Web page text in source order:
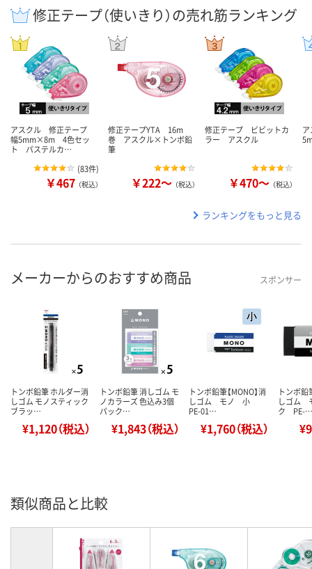
修正テープ（使いきり）の売れ筋ランキング
アスクル 修正テープ
幅5mm×8m 4色セッ
ト パステルカ…
(83件)
￥467 （税込）
修正テープYTA 16m
巻 アスクル×トンボ鉛
筆
￥222～ （税込）
修正テープ ビビットカ
ラー アスクル
￥470～ （税込）
ランキングをもっと見る
メーカーからのおすすめ商品 スポンサー
トンボ鉛筆 ホルダー消
しゴム モノスティック
ブラッ…
¥1,120（税込）
トンボ鉛筆 消しゴム モ
ノカラーズ 色込み3個
パック…
¥1,843（税込）
トンボ鉛筆【MONO】消
しゴム モノ 小
PE-01…
¥1,760（税込）
トンボ鉛
しゴム
ク PE-…
類似商品と比較